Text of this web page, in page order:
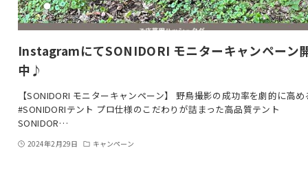
InstagramにてSONIDORI モニターキャンペーン
中♪
【SONIDORI モニターキャンペーン】 野鳥撮影の成功率を劇的に高め
#SONIDORIテント プロ仕様のこだわりが詰まった高品質テント
SONIDOR…
2024年2月29日 キャンペーン